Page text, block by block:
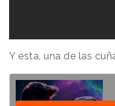
Y esta, una de las